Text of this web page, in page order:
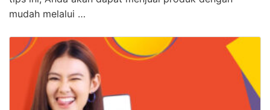
KLIK DISINI UNTUK DOWNLOAD PANDUAN AFFILIATE
MARKETING >>> Apakah Anda seorang pemula yang
ingin mulai menjual di Shopee? Jika iya, maka Anda
berada di tempat yang tepat! Di bawah ini, kami akan
membagikan beberapa cara jualan di Shopee yang
sangat cocok untuk pemula. Dengan mengikuti tips-
tips ini, Anda akan dapat menjual produk dengan